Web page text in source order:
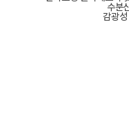
수분
감광